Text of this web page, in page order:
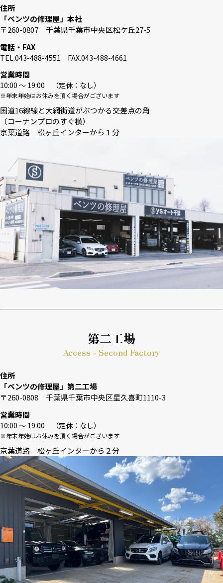
住所
「ベンツの修理屋」本社
〒260-0807 千葉県千葉市中央区松ケ丘27-5
電話・FAX
TEL.043-488-4551 FAX.043-488-4661
営業時間
10:00 〜 19:00 （定休：なし）
※年末年始はお休みを頂く場合がございます
国道16線線と大網街道がぶつかる交差点の角
（コーナンプロのすぐ横）
京葉道路 松ヶ丘インターから１分
第二工場
Access - Second Factory
住所
「ベンツの修理屋」第二工場
〒260-0808 千葉県千葉市中央区星久喜町1110-3
営業時間
10:00 〜 19:00 （定休：なし）
※年末年始はお休みを頂く場合がございます
京葉道路 松ヶ丘インターから２分